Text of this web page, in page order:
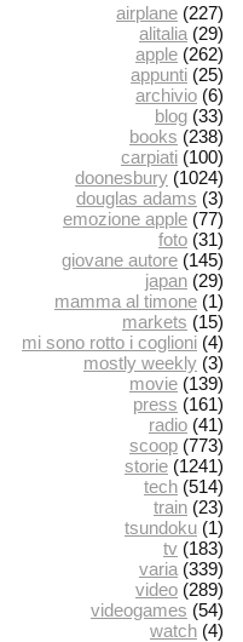
airplane (227)
alitalia (29)
apple (262)
appunti (25)
archivio (6)
blog (33)
books (238)
carpiati (100)
doonesbury (1024)
douglas adams (3)
emozione apple (77)
foto (31)
giovane autore (145)
japan (29)
mamma al timone (1)
markets (15)
mi sono rotto i coglioni (4)
mostly weekly (3)
movie (139)
press (161)
radio (41)
scoop (773)
storie (1241)
tech (514)
train (23)
tsundoku (1)
tv (183)
varia (339)
video (289)
videogames (54)
watch (4)